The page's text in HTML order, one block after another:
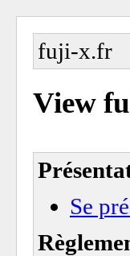
fuji-x.fr
View
Se